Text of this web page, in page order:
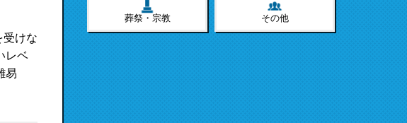
受けな
レベ
易
葬祭・宗教 その他